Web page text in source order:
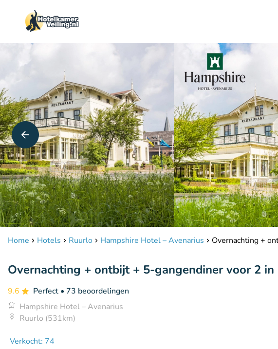
Home Hotels Ruurlo Hampshire Hotel – Avenarius Overnachting +
Overnachting + ontbijt + 5-gangendiner voor 2 in
9.6 Perfect • 73 beoordelingen
Hampshire Hotel – Avenarius
Ruurlo (531km)
Verkocht: 74